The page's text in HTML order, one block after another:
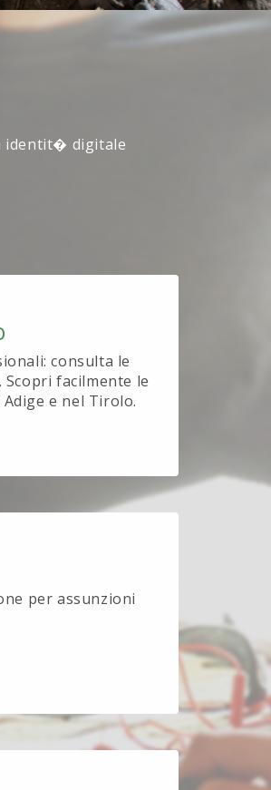
identit� digitale
consulta le
facilmente le
e nel Tirolo.
per assunzioni